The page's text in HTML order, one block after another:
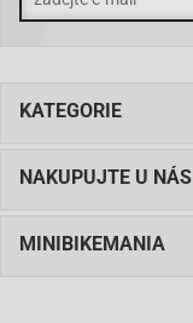
KATEGORIE
NAKUPUJTE U NÁS
MINIBIKEMANIA